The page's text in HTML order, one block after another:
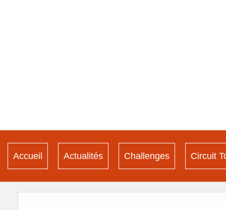
Accueil Actualités Challenges Circuit